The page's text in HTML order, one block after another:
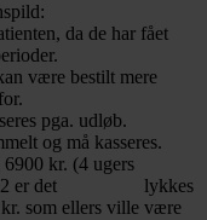
da de har fået
være bestilt mere
pga. udløb.
og må kasseres.
kr. (4 ugers
2022 er det lykkes
som ellers ville være